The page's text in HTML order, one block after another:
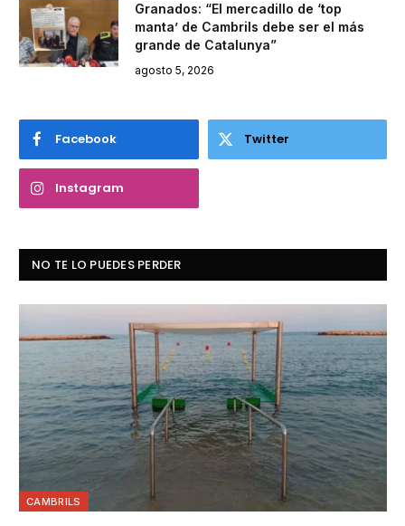
Granados: “El mercadillo de ‘top
manta’ de Cambrils debe ser el más
grande de Catalunya”
agosto 5, 2026
Facebook Twitter
Instagram
NO TE LO PUEDES PERDER
CAMBRILS